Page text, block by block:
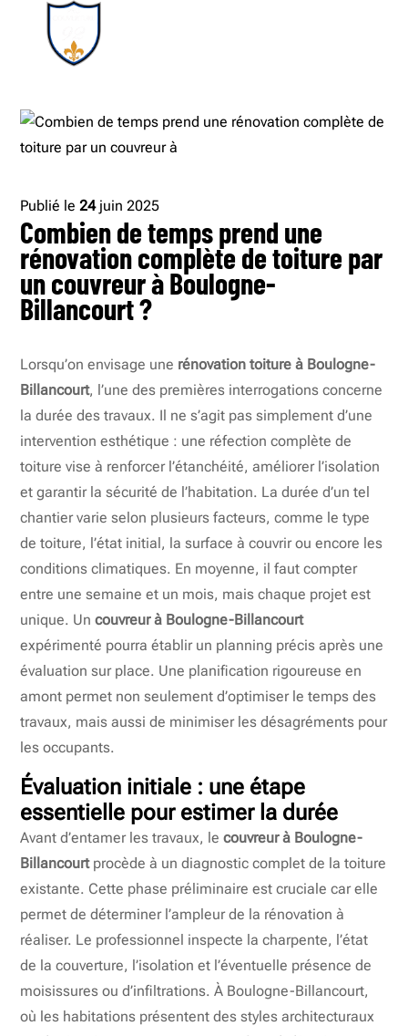
Publié le24juin 2025
Combien de temps prend une
rénovation complète de toiture par
un couvreur à Boulogne-
Billancourt ?
Lorsqu’on envisage une rénovation toiture à Boulogne-
Billancourt, l’une des premières interrogations concerne
la durée des travaux. Il ne s’agit pas simplement d’une
intervention esthétique : une réfection complète de
toiture vise à renforcer l’étanchéité, améliorer l’isolation
et garantir la sécurité de l’habitation. La durée d’un tel
chantier varie selon plusieurs facteurs, comme le type
de toiture, l’état initial, la surface à couvrir ou encore les
conditions climatiques. En moyenne, il faut compter
entre une semaine et un mois, mais chaque projet est
unique. Uncouvreur à Boulogne-Billancourt
expérimenté pourra établir un planning précis après une
évaluation sur place. Une planification rigoureuse en
amont permet non seulement d’optimiser le temps des
travaux, mais aussi de minimiser les désagréments pour
les occupants.
Évaluation initiale : une étape
essentielle pour estimer la durée
Avant d’entamer les travaux, lecouvreur à Boulogne-
Billancourtprocède à un diagnostic complet de la toiture
existante. Cette phase préliminaire est cruciale car elle
permet de déterminer l’ampleur de la rénovation à
réaliser. Le professionnel inspecte la charpente, l’état
de la couverture, l’isolation et l’éventuelle présence de
moisissures ou d’infiltrations. À Boulogne-Billancourt,
où les habitations présentent des styles architecturaux